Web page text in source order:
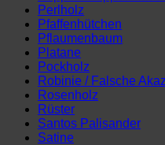
Perlholz
Pfaffenhütchen
Pflaumenbaum
Platane
Pockholz
Robinie / Falsche
Rosenholz
Rüster
Santos Palisander
Satine